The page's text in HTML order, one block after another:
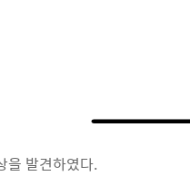
을 발견하였다.